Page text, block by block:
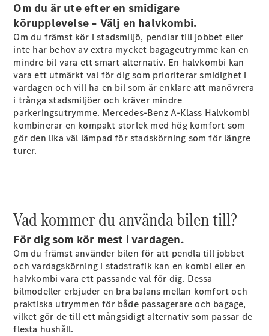
Maybach
EQS SUV
Elektrisk
GLA
GLA
GLA
GLB Elektrisk
GLC
Elektrisk
GLC
GLC Coupé
GLE
Klass
Elektrisk
G-Klass
Konfigurator
Mercedes-
Benz Online
Store
Kombi
Om du är ute efter en smidigare
körupplevelse – Välj en halvkombi.
Om du främst kör i stadsmiljö, pendlar till jobbet eller
inte har behov av extra mycket bagageutrymme kan en
mindre bil vara ett smart alternativ. En halvkombi kan
vara ett utmärkt val för dig som prioriterar smidighet i
vardagen och vill ha en bil som är enklare att manövrera
i trånga stadsmiljöer och kräver mindre
parkeringsutrymme. Mercedes-Benz A-Klass Halvkombi
kombinerar en kompakt storlek med hög komfort som
gör den lika väl lämpad för stadskörning som för längre
turer.
Vad kommer du använda bilen till?
För dig som kör mest i vardagen.
Om du främst använder bilen för att pendla till jobbet
och vardagskörning i stadstrafik kan en kombi eller en
halvkombi vara ett passande val för dig. Dessa
bilmodeller erbjuder en bra balans mellan komfort och
praktiska utrymmen för både passagerare och bagage,
vilket gör de till ett mångsidigt alternativ som passar de
flesta hushåll.